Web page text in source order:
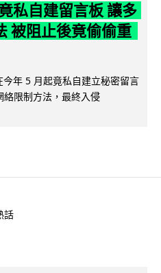
私自建留言板 讓多
被阻止後竟偷偷重
年 5 月起竟私自建立秘密留言
限制方法，最終入侵
話